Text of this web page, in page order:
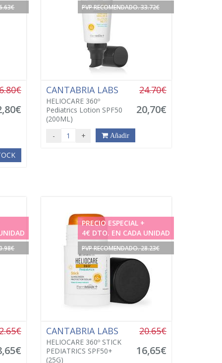
PVP RECOMENDADO. 33.72€
CANTABRIA LABS
HELIOCARE 360º
Pediatrics Lotion SPF50
(200ML)
24.70€
20,70€
- + Añadir
PRECIO ESPECIAL +
4€ DTO. EN CADA UNIDAD
PVP RECOMENDADO. 28.23€
CANTABRIA LABS
HELIOCARE 360º STICK
PEDIATRICS SPF50+
(25G)
20.65€
16,65€